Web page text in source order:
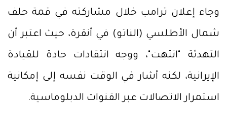
وجاء إعلان ترامب خلال مشاركته في قمة حلف
شمال الأطلسي (الناتو) في أنقرة، حيث اعتبر أن
التهدئة "انتهت"، ووجه انتقادات حادة للقيادة
الإيرانية، لكنه أشار في الوقت نفسه إلى إمكانية
استمرار الاتصالات عبر القنوات الدبلوماسية.